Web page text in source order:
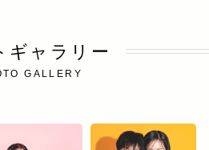
ギャラリー
GALLERY